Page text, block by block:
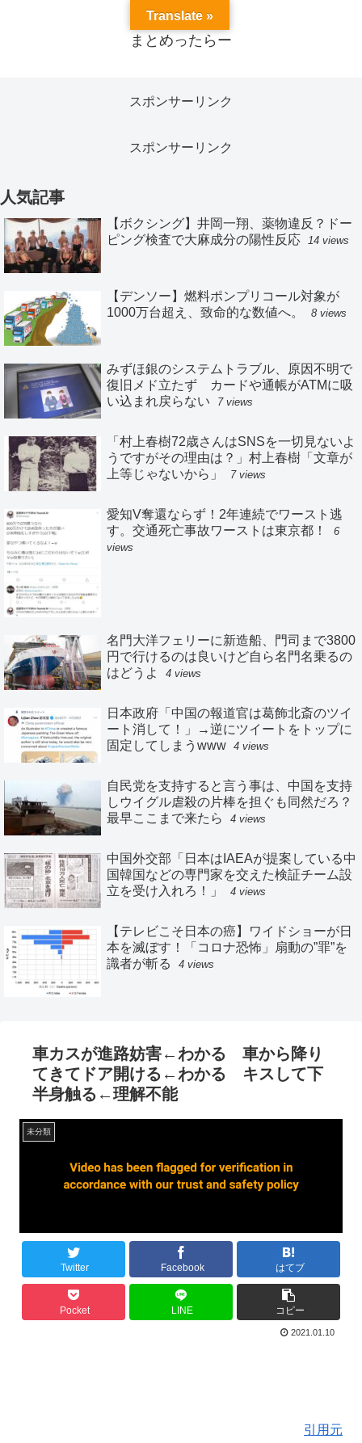
まとめったらー
スポンサーリンク
スポンサーリンク
人気記事
【ボクシング】井岡一翔、薬物違反？ドー
ピング検査で大麻成分の陽性反応
14 views
【デンソー】燃料ポンプリコール対象が
1000万台超え、致命的な数値へ。
8 views
みずほ銀のシステムトラブル、原因不明で
復旧メド立たず カードや通帳がATMに吸
い込まれ戻らない
7 views
「村上春樹72歳さんはSNSを一切見ないよ
うですがその理由は？」村上春樹「文章が
上等じゃないから」
7 views
愛知V奪還ならず！2年連続でワースト逃
す。交通死亡事故ワーストは東京都！
6
views
名門大洋フェリーに新造船、門司まで3800
円で行けるのは良いけど自ら名門名乗るの
はどうよ
4 views
日本政府「中国の報道官は葛飾北斎のツイ
ート消して！」→逆にツイートをトップに
固定してしまうwww 4 views
自民党を支持すると言う事は、中国を支持
しウイグル虐殺の片棒を担ぐも同然だろ？
最早ここまで来たら
4 views
中国外交部「日本はIAEAが提案している中
国韓国などの専門家を交えた検証チーム設
立を受け入れろ！」
4 views
【テレビこそ日本の癌】ワイドショーが日
本を滅ぼす！「コロナ恐怖」扇動の”罪”を
識者が斬る
4 views
車カスが進路妨害←わかる 車から降り
てきてドア開ける←わかる キスして下
半身触る←理解不能
未分類
Twitter Facebook はてブ
Pocket LINE コピー
2021.01.10
引用元
Translate »